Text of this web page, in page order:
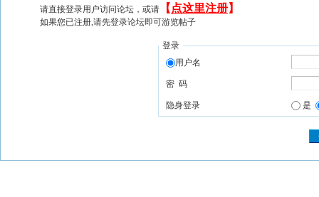
请直接登录用户访问论坛，或请 【 点这里注册】
如果您已注册,请先登录论坛即可游览帖子
登录
用户名
密 码
隐身登录 是